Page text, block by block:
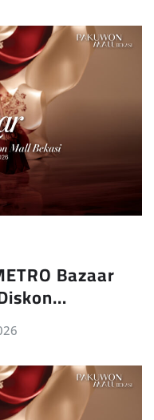
Bazaar